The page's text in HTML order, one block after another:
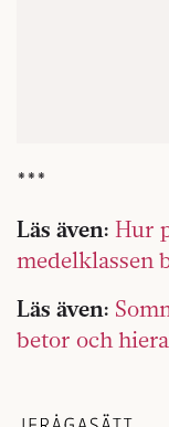
***
Läs även: Hur
medelklassen
Läs även:
betor och